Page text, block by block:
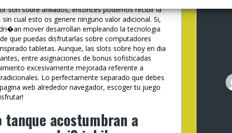
son sobre afiliados, entonces podemos recibir la
cual esto os genere ninguno valor adicional. Si,
mover desarrollan empleando la tecnologia
que puedas disfrutarlas sobre computadores
tabletas. Aunque, las slots sobre hoy en dia
entre asignaciones de bonus sofisticadas
excesivamente mejorada referente a
Lo perfectamente separado que debes
web alrededor navegador, escoger tu juego
acostumbran a